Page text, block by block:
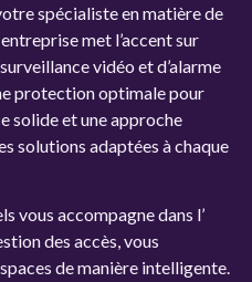
spécialiste en matière de
met l’accent sur
surveillance vidéo et d’alarme
protection optimale pour
solide et une approche
solutions adaptées à chaque
vous accompagne dans l’
des accès, vous
de manière intelligente.